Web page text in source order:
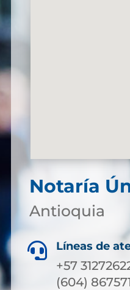
Notaría
Antioquia
 Líneas de
+57
(604)